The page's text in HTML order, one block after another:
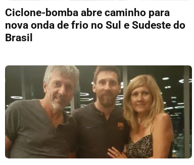
Ciclone-bomba abre caminho para
nova onda de frio no Sul e Sudeste do
Brasil